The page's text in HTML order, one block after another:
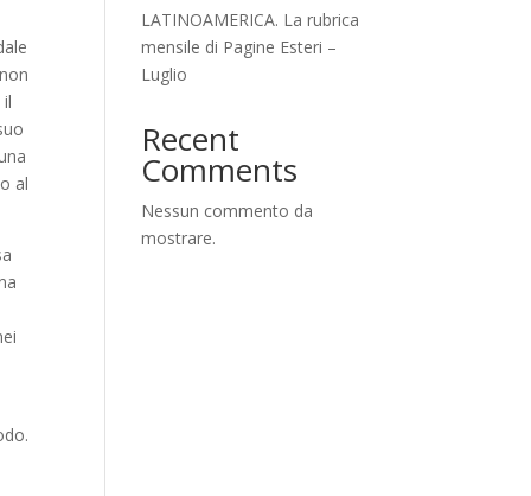
al
LATINOAMERICA. La rubrica
mensile di Pagine Esteri –
Luglio
Recent
Comments
Nessun commento da
mostrare.